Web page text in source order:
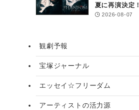
夏に再演決定！
2026-08-07
観劇予報
宝塚ジャーナル
エッセイ☆フリーダム
アーティストの活力源